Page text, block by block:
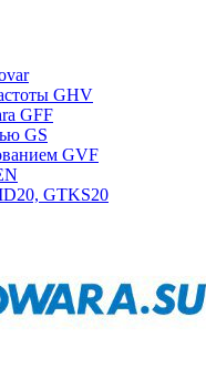
GHV
GFF
GS
GVF
GTKS20